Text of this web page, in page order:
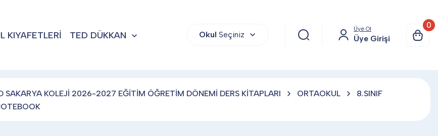
KIYAFETLERİ TED DÜKKAN Okul Seçiniz
Üye Ol
Üye Girişi
0
SAKARYA KOLEJİ 2026-2027 EĞİTİM ÖĞRETİM DÖNEMİ DERS KİTAPLARI ORTAOKUL
8.SINIF